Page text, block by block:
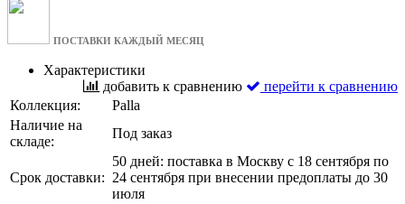
ПОСТАВКИ КАЖДЫЙ МЕСЯЦ
Характеристики
добавить к сравнению
перейти к сравнению
Коллекция:
Palla
Наличие на
складе:
Под заказ
Срок доставки:
50 дней: поставка в Москву с 18 сентября по
24 сентября при внесении предоплаты до 30
июля